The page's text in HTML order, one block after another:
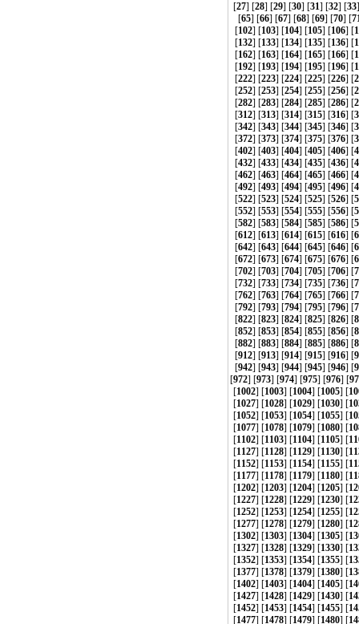
[27] [28] [29] [30] [31] [32] [33
[65] [66] [67] [68] [69] [70] [
[102] [103] [104] [105] [106] [
[132] [133] [134] [135] [136] [
[162] [163] [164] [165] [166] [
[192] [193] [194] [195] [196] [
[222] [223] [224] [225] [226] [
[252] [253] [254] [255] [256] [
[282] [283] [284] [285] [286] [
[312] [313] [314] [315] [316] [
[342] [343] [344] [345] [346] [
[372] [373] [374] [375] [376] [
[402] [403] [404] [405] [406] [
[432] [433] [434] [435] [436] [
[462] [463] [464] [465] [466] [
[492] [493] [494] [495] [496] [
[522] [523] [524] [525] [526] [
[552] [553] [554] [555] [556] [
[582] [583] [584] [585] [586] [
[612] [613] [614] [615] [616] [
[642] [643] [644] [645] [646] [
[672] [673] [674] [675] [676] [
[702] [703] [704] [705] [706] [
[732] [733] [734] [735] [736] [
[762] [763] [764] [765] [766] [
[792] [793] [794] [795] [796] [
[822] [823] [824] [825] [826] [
[852] [853] [854] [855] [856] [
[882] [883] [884] [885] [886] [
[912] [913] [914] [915] [916] [
[942] [943] [944] [945] [946] [
[972] [973] [974] [975] [976] [
[1002] [1003] [1004] [1005] [
[1027] [1028] [1029] [1030] [
[1052] [1053] [1054] [1055] [
[1077] [1078] [1079] [1080] [
[1102] [1103] [1104] [1105] [
[1127] [1128] [1129] [1130] [
[1152] [1153] [1154] [1155] [
[1177] [1178] [1179] [1180] [
[1202] [1203] [1204] [1205] [
[1227] [1228] [1229] [1230] [
[1252] [1253] [1254] [1255] [
[1277] [1278] [1279] [1280] [
[1302] [1303] [1304] [1305] [
[1327] [1328] [1329] [1330] [
[1352] [1353] [1354] [1355] [
[1377] [1378] [1379] [1380] [
[1402] [1403] [1404] [1405] [
[1427] [1428] [1429] [1430] [
[1452] [1453] [1454] [1455] [
[1477] [1478] [1479] [1480] [